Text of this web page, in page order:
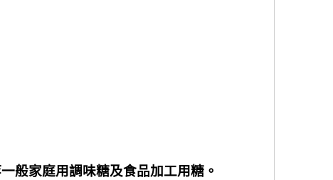
般家庭用調味糖及食品加工用糖。